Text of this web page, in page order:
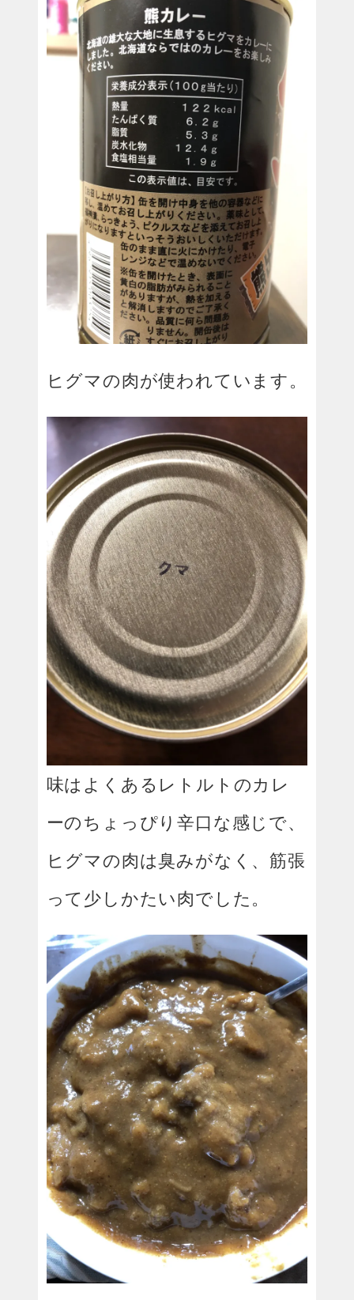
ヒグマの肉が使われています。
味はよくあるレトルトのカレ
ーのちょっぴり辛口な感じで、
ヒグマの肉は臭みがなく、筋張
って少しかたい肉でした。